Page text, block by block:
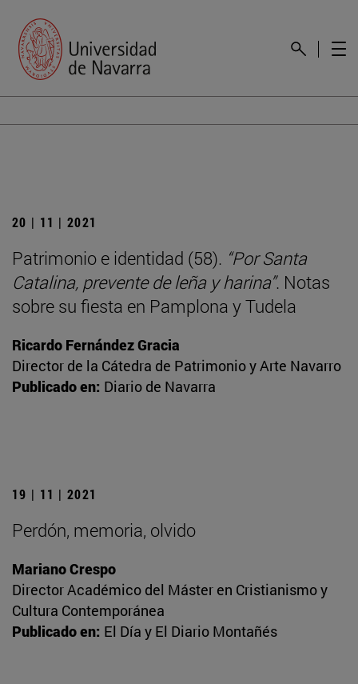
20 | 11 | 2021
Patrimonio e identidad (58). “Por Santa
Catalina, prevente de leña y harina”. Notas
sobre su fiesta en Pamplona y Tudela
Ricardo Fernández Gracia
Director de la Cátedra de Patrimonio y Arte Navarro
Publicado en: Diario de Navarra
19 | 11 | 2021
Perdón, memoria, olvido
Mariano Crespo
Director Académico del Máster en Cristianismo y
Cultura Contemporánea
Publicado en: El Día y El Diario Montañés